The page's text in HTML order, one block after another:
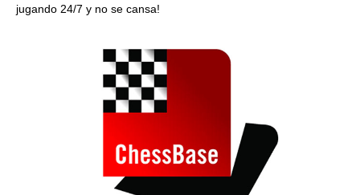
jugando 24/7 y no se cansa!